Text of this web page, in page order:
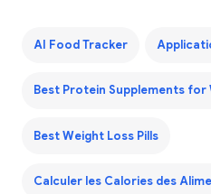
AI Food Tracker
Best Protein Supplements for
Best Weight Loss Pills
Calculer les Calories des